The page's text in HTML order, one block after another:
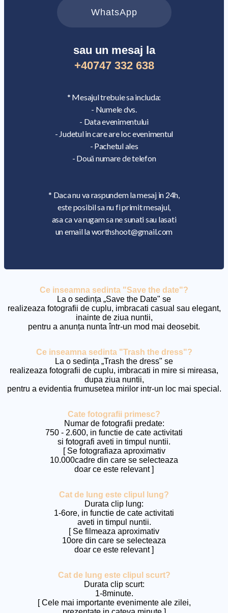
WhatsApp
sau un mesaj la
+40747 332 638
* Mesajul trebuie sa includa:
- Numele dvs.
- Data evenimentului
- Judetul in care are loc evenimentul
- Pachetul ales
- Două numare de telefon
* Daca nu va raspundem la mesaj in 24h,
este posibil sa nu fi primit mesajul,
asa ca va rugam sa ne sunati sau lasati
un email la worthshoot@gmail.com
Ce inseamna sedinta "Save the date"?
La o sedința „Save the Date" se
realizeaza fotografii de cuplu, imbracati casual sau elegant,
inainte de ziua nuntii,
pentru a anunța nunta într-un mod mai deosebit.
Ce inseamna sedinta "Trash the dress"?
La o sedința „Trash the dress" se
realizeaza fotografii de cuplu, imbracati in mire si mireasa,
dupa ziua nuntii,
pentru a evidentia frumusetea mirilor intr-un loc mai special.
Cate fotografii primesc?
Numar de fotografii predate:
750 - 2.600, in functie de cate activitati
si fotografi aveti in timpul nuntii.
[ Se fotografiaza aproximativ
10.000cadre din care se selecteaza
doar ce este relevant ]
Cat de lung este clipul lung?
Durata clip lung:
1-6ore, in functie de cate activitati
aveti in timpul nuntii.
[ Se filmeaza aproximativ
10ore din care se selecteaza
doar ce este relevant ]
Cat de lung este clipul scurt?
Durata clip scurt:
1-8minute.
[ Cele mai importante evenimente ale zilei,